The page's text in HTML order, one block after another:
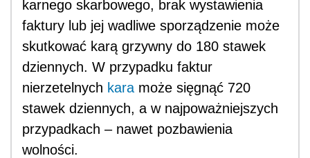
karnego skarbowego, brak wystawienia
faktury lub jej wadliwe sporządzenie może
skutkować karą grzywny do 180 stawek
dziennych. W przypadku faktur
nierzetelnych kara może sięgnąć 720
stawek dziennych, a w najpoważniejszych
przypadkach – nawet pozbawienia
wolności.